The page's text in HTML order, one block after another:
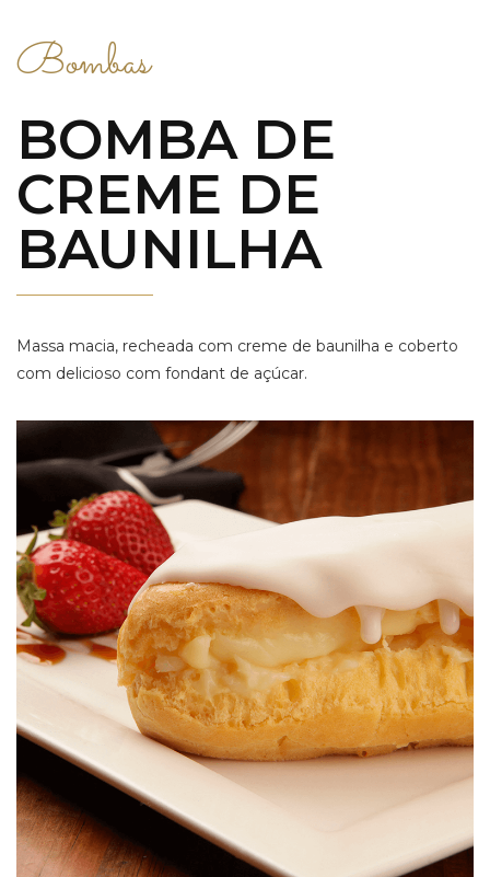
Bombas
BOMBA DE
CREME DE
BAUNILHA
Massa macia, recheada com creme de baunilha e coberto
com delicioso com fondant de açúcar.